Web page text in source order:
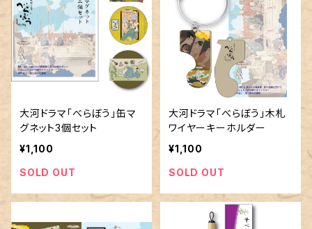
大河ドラマ「べらぼう」缶マ
グネット3個セット
¥1,100
SOLD OUT
大河ドラマ「べらぼう」木札
ワイヤーキーホルダー
¥1,100
SOLD OUT